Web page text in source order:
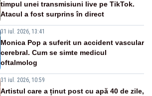
timpul unei transmisiuni live pe TikTok.
Atacul a fost surprins în direct
31 iul. 2026, 13:41
Monica Pop a suferit un accident vascular
cerebral. Cum se simte medicul
oftalmolog
31 iul. 2026, 10:59
Artistul care a ținut post cu apă 40 de zile,